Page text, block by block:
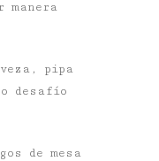
pipa
desafío
de mesa